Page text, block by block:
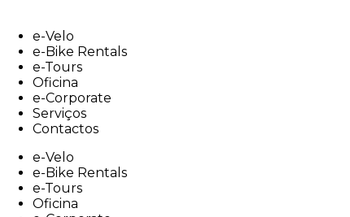
contente-Velo
e-Bike Rentals
e-Tours
Oficina
e-Corporate
Serviços
Contactos
e-Velo
e-Bike Rentals
e-Tours
Oficina